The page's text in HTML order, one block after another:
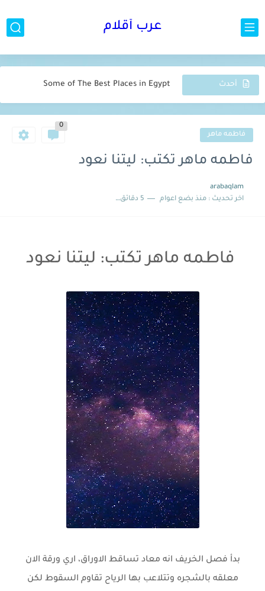
عرب أقلام
أحدث
المقالات
Some of The Best Places in Egypt
زينب محمد تكتب : سنرجع يوماً الي حينا
فاطمه علاء تكتب : شخصٌ آخر تمامًا
زينب محمد تكتب : ثلاثةٌ مني
زينب محمد تكتب: الطَرْقُ حياة
فاطمه ماهر
0
فاطمه ماهر تكتب: ليتنا نعود
arabaqlam
اخر تحديث :منذ بضع اعوام 5 دقائق للقراءة
فاطمه ماهر تكتب: ليتنا نعود
بدأ فصل الخريف انه معاد تساقط الاوراق، اري ورقة الان
معلقه بالشجره وتتلاعب بها الرياح تقاوم السقوط لكن